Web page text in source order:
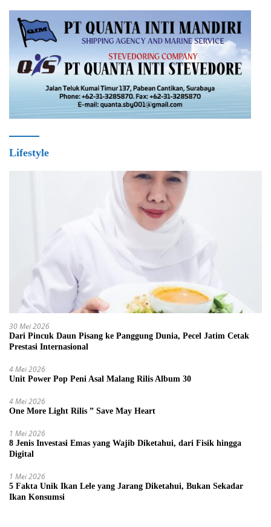
Lifestyle
30 Mei 2026
Dari Pincuk Daun Pisang ke Panggung Dunia, Pecel Jatim Cetak
Prestasi Internasional
4 Mei 2026
Unit Power Pop Peni Asal Malang Rilis Album 30
4 Mei 2026
One More Light Rilis ” Save May Heart
1 Mei 2026
8 Jenis Investasi Emas yang Wajib Diketahui, dari Fisik hingga
Digital
1 Mei 2026
5 Fakta Unik Ikan Lele yang Jarang Diketahui, Bukan Sekadar
Ikan Konsumsi